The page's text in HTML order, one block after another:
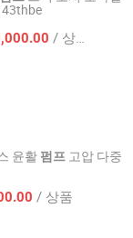
/ 상품
Ltd
윤활 펌프 고압 다중
/ 상품